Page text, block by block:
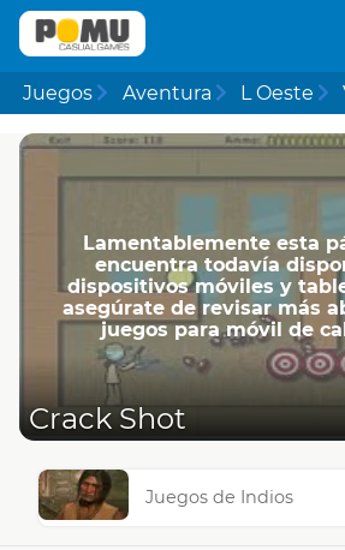
Juegos Aventura L Oeste
Lamentablemente esta
encuentra todavía
dispositivos móviles y
asegúrate de revisar más
juegos para móvil de
Crack Shot
Juegos de Indios